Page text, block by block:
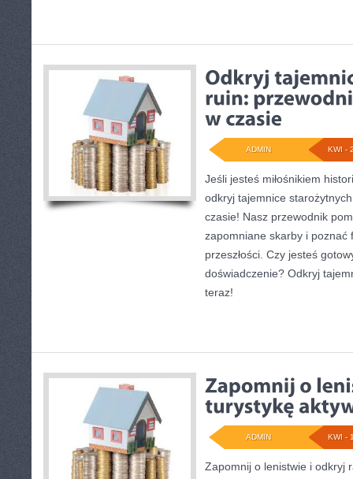
KWI -
ADMIN
Jeśli jesteś miłośnikiem
odkryj tajemnice
czasie! Nasz przewodnik
zapomniane skarby i poznać
przeszłości. Czy jesteś
doświadczenie? Odkryj
teraz!
KWI -
ADMIN
Zapomnij o lenistwie i odkryj